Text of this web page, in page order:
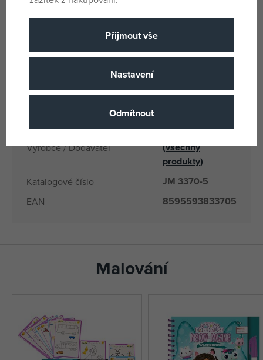
Materiál Papír
EANs 8595593833705
Výrobce / Dodavatel
JIRI MODELS
(všechny
produkty)
Katalogové číslo JM 3370-5
EAN 8595593833705
Malování
Přijmout vše
Nastavení
Odmítnout